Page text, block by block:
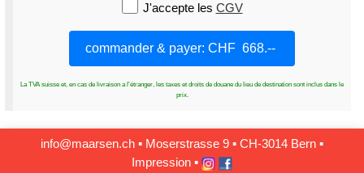
J'accepte les CGV
La TVA suisse et, en cas de livraison a l'étranger, les taxes et droits de douane du lieu de destination sont inclus dans le
prix.
info@maarsen.ch ▪ Moserstrasse 9 ▪ CH‑3014 Bern ▪
Impression ▪